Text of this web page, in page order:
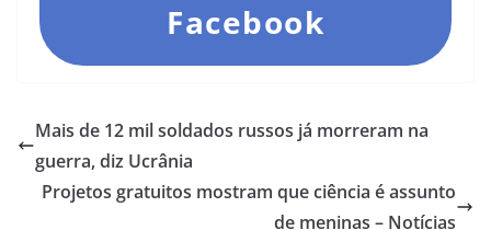
Facebook
Mais de 12 mil soldados russos já morreram na
guerra, diz Ucrânia
Projetos gratuitos mostram que ciência é assunto
de meninas – Notícias